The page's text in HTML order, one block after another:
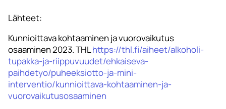
Lähteet:
Kunnioittava kohtaaminen ja vuorovaikutus
osaaminen 2023. THLhttps://thl.fi/aiheet/alkoholi-
tupakka-ja-riippuvuudet/ehkaiseva-
paihdetyo/puheeksiotto-ja-mini-
interventio/kunnioittava-kohtaaminen-ja-
vuorovaikutusosaaminen